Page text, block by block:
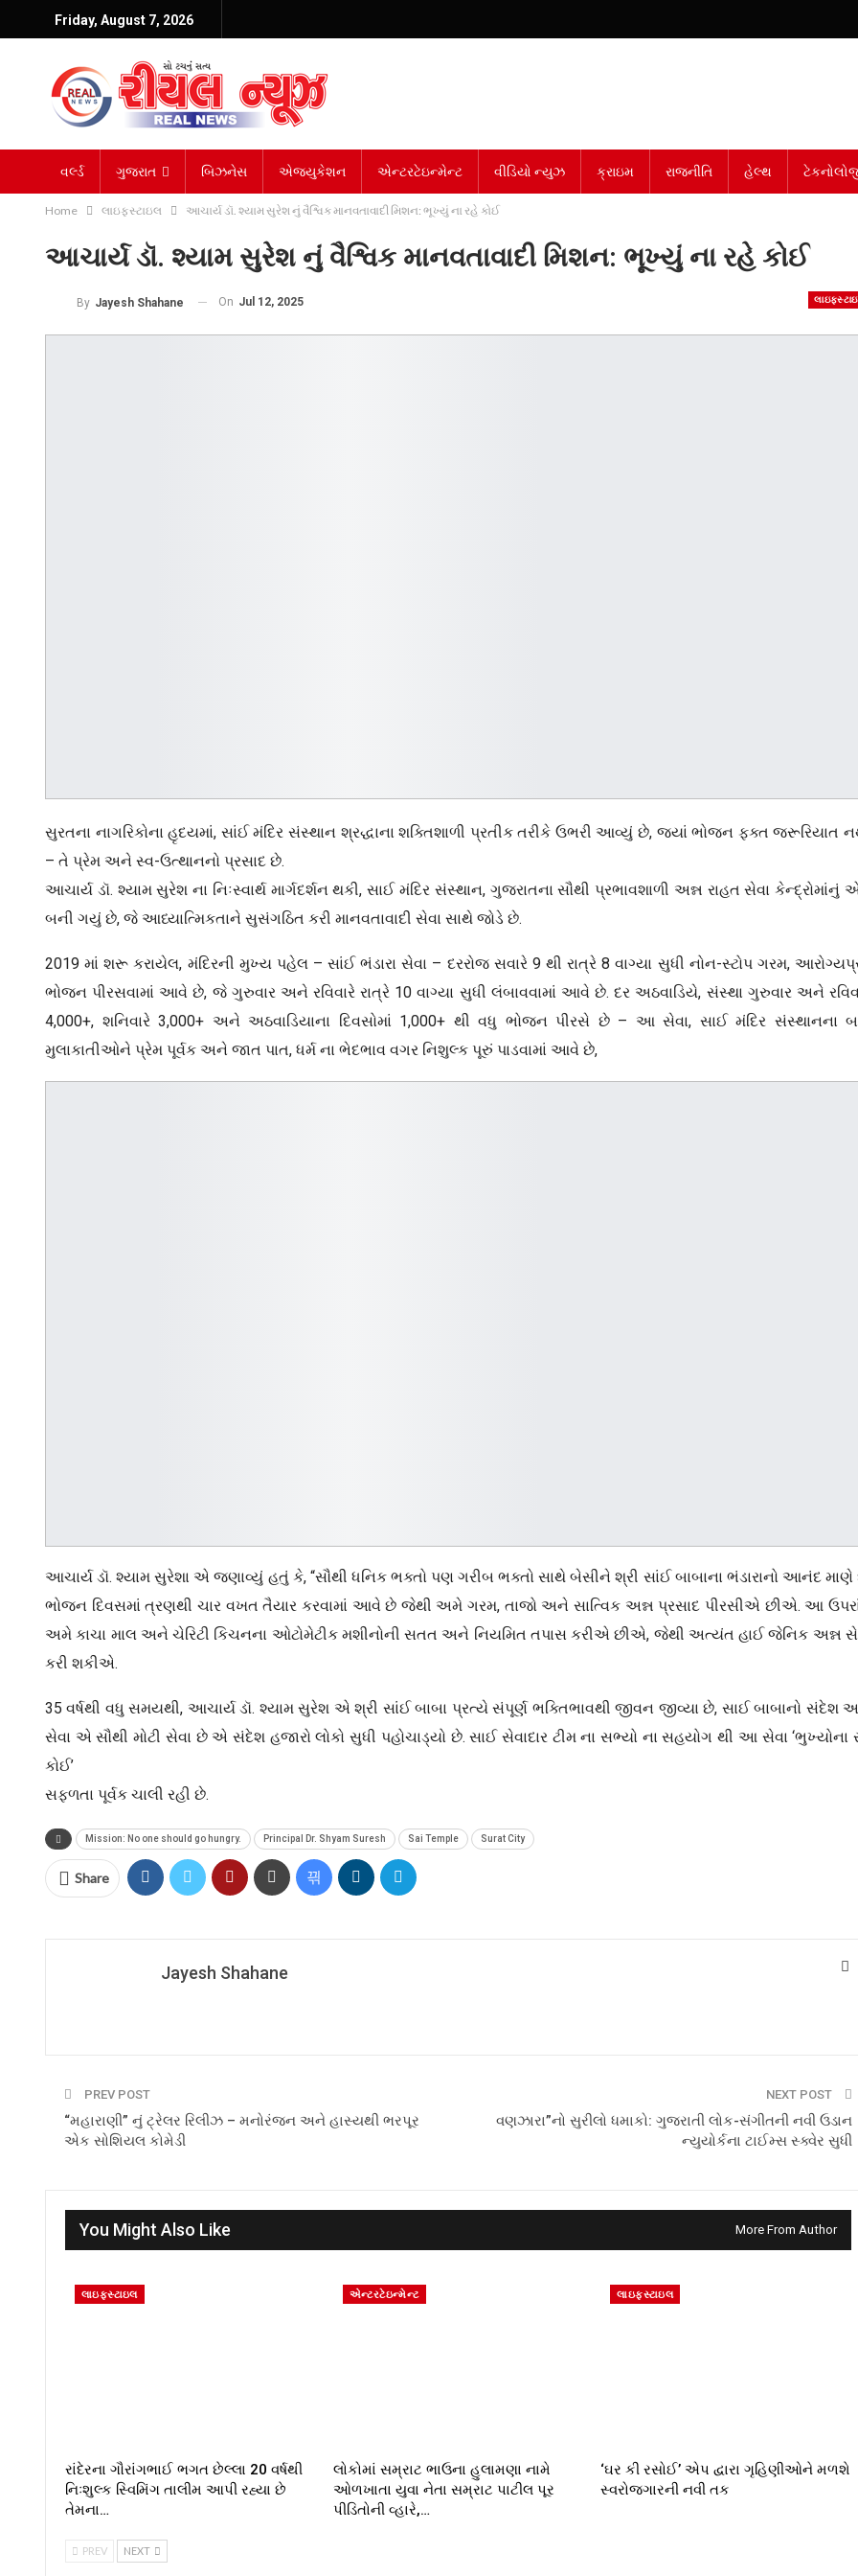
Friday, August 7, 2026
વર્લ્ડ ગુજરાત બિઝનેસ એજ્યુકેશન એન્ટરટેઇન્મેન્ટ વીડિયો ન્યુઝ ક્રાઇમ રાજનીતિ હેલ્થ
Home લાઇફસ્ટાઇલ આચાર્ય ડૉ. શ્યામ સુરેશ નું વૈશ્વિક માનવતાવાદી મિશન: ભૂખ્યું ના રહે કોઈ
આચાર્ય ડૉ. શ્યામ સુરેશ નું વૈશ્વિક માનવતાવાદી મિશન: ભૂખ્યું ના રહે કોઈ
By Jayesh Shahane On Jul 12, 2025
સુરતના નાગરિકોના હૃદયમાં, સાંઈ મંદિર સંસ્થાન શ્રદ્ધાના શક્તિશાળી પ્રતીક તરીકે ઉભરી આવ્યું છે, જ્યાં ભોજન ફક્ત જરૂરિયાત
– તે પ્રેમ અને સ્વ-ઉત્થાનનો પ્રસાદ છે.
આચાર્ય ડૉ. શ્યામ સુરેશ ના નિઃસ્વાર્થ માર્ગદર્શન થકી, સાઈ મંદિર સંસ્થાન, ગુજરાતના સૌથી પ્રભાવશાળી અન્ન રાહત સેવા કેન્દ્રોમાંનું
બની ગયું છે, જે આધ્યાત્મિકતાને સુસંગઠિત કરી માનવતાવાદી સેવા સાથે જોડે છે.
2019 માં શરૂ કરાયેલ, મંદિરની મુખ્ય પહેલ – સાંઈ ભંડારા સેવા – દરરોજ સવારે 9 થી રાત્રે 8 વાગ્યા સુધી નોન-સ્ટોપ ગરમ,
ભોજન પીરસવામાં આવે છે, જે ગુરુવાર અને રવિવારે રાત્રે 10 વાગ્યા સુધી લંબાવવામાં આવે છે. દર અઠવાડિયે, સંસ્થા ગુરુવાર અને
4,000+, શનિવારે 3,000+ અને અઠવાડિયાના દિવસોમાં 1,000+ થી વધુ ભોજન પીરસે છે – આ સેવા, સાઈ મંદિર સંસ્થાનના
મુલાકાતીઓને પ્રેમ પૂર્વક અને જાત પાત, ધર્મ ના ભેદભાવ વગર નિશુલ્ક પૂરું પાડવામાં આવે છે,
આચાર્ય ડૉ. શ્યામ સુરેશા એ જણાવ્યું હતું કે, “સૌથી ધનિક ભક્તો પણ ગરીબ ભક્તો સાથે બેસીને શ્રી સાંઈ બાબાના ભંડારાનો આનંદ માણે
ભોજન દિવસમાં ત્રણથી ચાર વખત તૈયાર કરવામાં આવે છે જેથી અમે ગરમ, તાજો અને સાત્વિક અન્ન પ્રસાદ પીરસીએ છીએ. આ
અમે કાચા માલ અને ચેરિટી કિચનના ઓટોમેટીક મશીનોની સતત અને નિયમિત તપાસ કરીએ છીએ, જેથી અત્યંત હાઈ જેનિક અન્ન
કરી શકીએ.
35 વર્ષથી વધુ સમયથી, આચાર્ય ડૉ. શ્યામ સુરેશ એ શ્રી સાંઈ બાબા પ્રત્યે સંપૂર્ણ ભક્તિભાવથી જીવન જીવ્યા છે, સાઈ બાબાનો સંદેશ
સેવા એ સૌથી મોટી સેવા છે એ સંદેશ હજારો લોકો સુધી પહોચાડ્યો છે. સાઈ સેવાદાર ટીમ ના સભ્યો ના સહયોગ થી આ સેવા ‘ભુખ્યોના
કોઈ’
સફળતા પૂર્વક ચાલી રહી છે.
Mission: No one should go hungry. Principal Dr. Shyam Suresh Sai Temple Surat City
Share
Jayesh Shahane
PREV POST
“મહારાણી” નું ટ્રેલર રિલીઝ – મનોરંજન અને હાસ્યથી ભરપૂર
એક સોશિયલ કોમેડી
NEXT POST
વણઝારા”નો સુરીલો ધમાકો: ગુજરાતી લોક-સંગીતની નવી ઉડાન
ન્યુયોર્કના ટાઈમ્સ સ્ક્વેર સુધી
You Might Also Like More From Author
લાઇફસ્ટાઇલ
રાંદેરના ગૌરાંગભાઈ ભગત છેલ્લા 20 વર્ષથી
નિઃશુલ્ક સ્વિમિંગ તાલીમ આપી રહ્યા છે
તેમના…
એન્ટરટેઇન્મેન્ટ
લોકોમાં સમ્રાટ ભાઉના હુલામણા નામે
ઓળખાતા યુવા નેતા સમ્રાટ પાટીલ પૂર
પીડિતોની વ્હારે,…
લાઇફસ્ટાઇલ
‘ઘર કી રસોઈ’ એપ દ્વારા ગૃહિણીઓને મળશે
સ્વરોજગારની નવી તક
PREV NEXT